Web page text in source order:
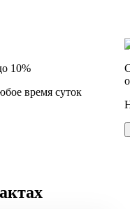
10%
время суток